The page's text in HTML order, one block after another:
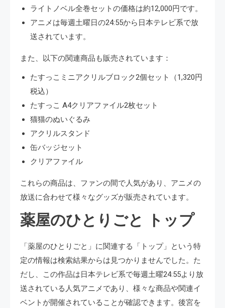
ライトノベル全巻セットの価格は約12,000円です。
アニメは毎週土曜日の24:55から日本テレビ系で放
送されています。
また、以下の関連商品も販売されています：
たすっこミニアクリルブロック2個セット（1,320円
税込）
たすっこ A4クリアファイル2枚セット
猫猫のぬいぐるみ
アクリルスタンド
缶バッジセット
クリアファイル
これらの商品は、ファンの間で人気があり、アニメの
放送に合わせて様々なグッズが販売されています。 ​
薬屋のひとりごと トップ
「薬屋のひとりごと」に関連する「トップ」という特
定の情報は検索結果からは見つかりませんでした。た
だし、この作品は日本テレビ系で毎週土曜24:55より放
送されている人気アニメであり、様々な商品や関連イ
ベントが開催されていることが確認できます。後宮を